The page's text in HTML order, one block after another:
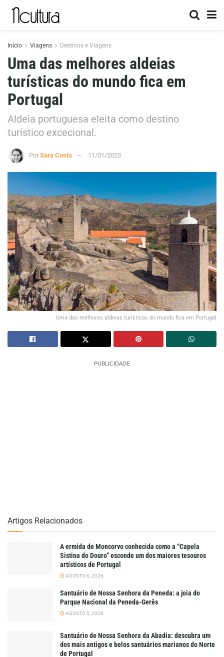
Início Viagens Destinos e Viagens
Uma das melhores aldeias
turísticas do mundo fica em
Portugal
Aldeia portuguesa eleita como destino
turístico excecional.
Por Sara Costa 11/01/2023
Uma das melhores aldeias turísticas do mundo fica em Portugal
PUBLICIDADE
Artigos Relacionados
A ermida de Moncorvo conhecida como a “Capela
Sistina do Douro” esconde um dos maiores tesouros
artísticos de Portugal
AGOSTO 6, 2026
Santuário de Nossa Senhora da Peneda: a joia do
Parque Nacional da Peneda-Gerês
AGOSTO 5, 2026
Santuário de Nossa Senhora da Abadia: descubra um
dos mais antigos e belos santuários marianos do Norte
de Portugal